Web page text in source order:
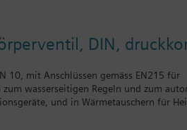
DIN,
10, mit Anschlüssen gemäss EN215 für
wasserseitigen Regeln und zum
und in Wärmetauschern für